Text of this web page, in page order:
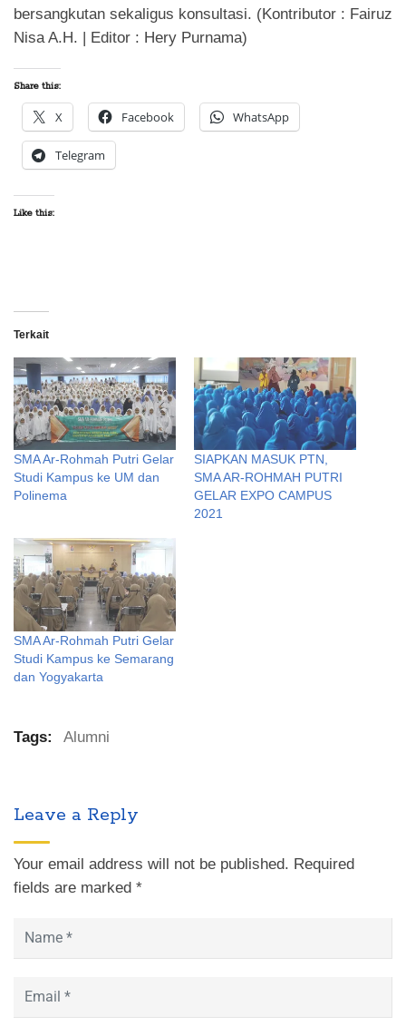
bersangkutan sekaligus konsultasi. (Kontributor : Fairuz
Nisa A.H. | Editor : Hery Purnama)
Share this:
X Facebook WhatsApp
Telegram
Like this:
Terkait
SMA Ar-Rohmah Putri Gelar
Studi Kampus ke UM dan
Polinema
SIAPKAN MASUK PTN,
SMA AR-ROHMAH PUTRI
GELAR EXPO CAMPUS
2021
SMA Ar-Rohmah Putri Gelar
Studi Kampus ke Semarang
dan Yogyakarta
Tags: Alumni
Leave a Reply
Your email address will not be published. Required
fields are marked *